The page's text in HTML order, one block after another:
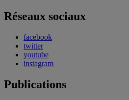
Réseaux sociaux
facebook
twitter
youtube
instagram
Publications